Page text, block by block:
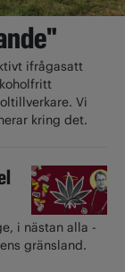
ifrågasatt
Vi
kring det.
i nästan alla
gränsland.